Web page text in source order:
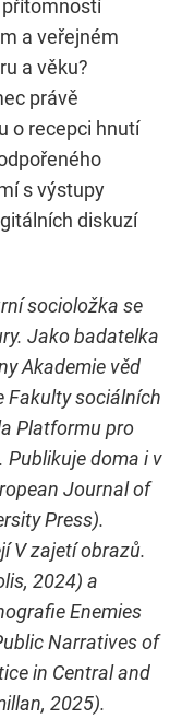
a veřejném
a věku?
právě
o recepci hnutí
s výstupy
diskuzí
socioložka se
Jako badatelka
Akademie věd
Fakulty sociálních
Platformu pro
Publikuje doma i v
Journal of
Press).
V zajetí obrazů.
2024) a
Enemies
Narratives of
in Central and
2025).